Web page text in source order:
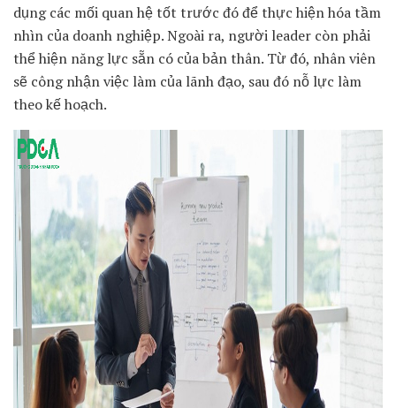
dụng các mối quan hệ tốt trước đó để thực hiện hóa tầm
nhìn của doanh nghiệp. Ngoài ra, người leader còn phải
thể hiện năng lực sẵn có của bản thân. Từ đó, nhân viên
sẽ công nhận việc làm của lãnh đạo, sau đó nỗ lực làm
theo kế hoạch.